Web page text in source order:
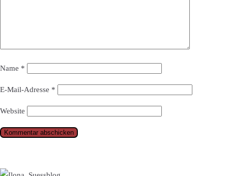
Name *
E-Mail-Adresse *
Website